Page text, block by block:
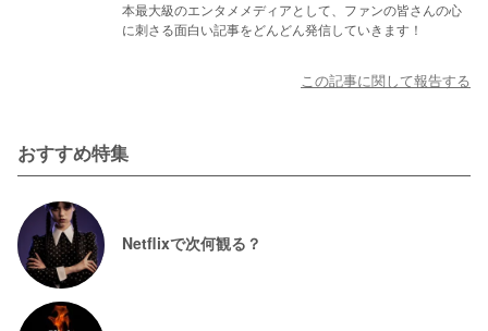
本最大級のエンタメメディアとして、ファンの皆さんの心
に刺さる面白い記事をどんどん発信していきます！
この記事に関して報告する
おすすめ特集
Netflixで次何観る？